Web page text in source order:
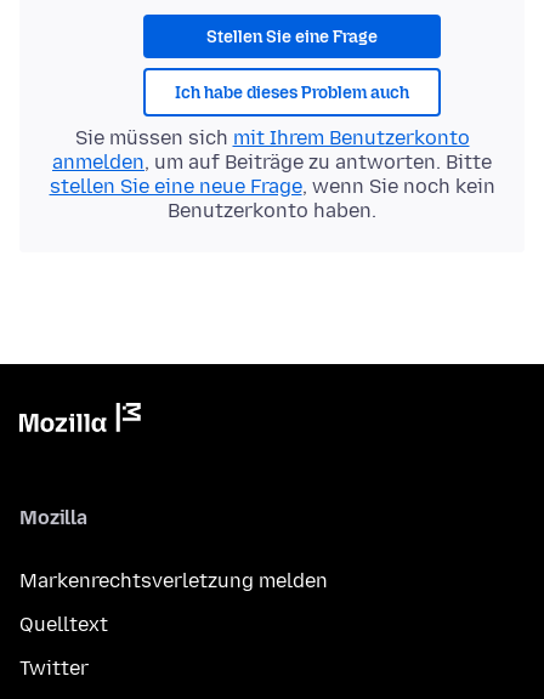
Stellen Sie eine Frage
Ich habe dieses Problem auch
Sie müssen sich mit Ihrem Benutzerkonto
anmelden, um auf Beiträge zu antworten. Bitte
stellen Sie eine neue Frage, wenn Sie noch kein
Benutzerkonto haben.
Mozilla
Markenrechtsverletzung melden
Quelltext
Twitter